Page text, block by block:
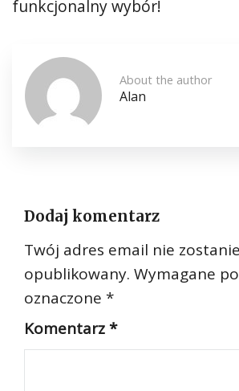
funkcjonalny wybór!
About the author
Alan
Dodaj komentarz
Twój adres email nie zostanie
opublikowany. Wymagane
oznaczone *
Komentarz*